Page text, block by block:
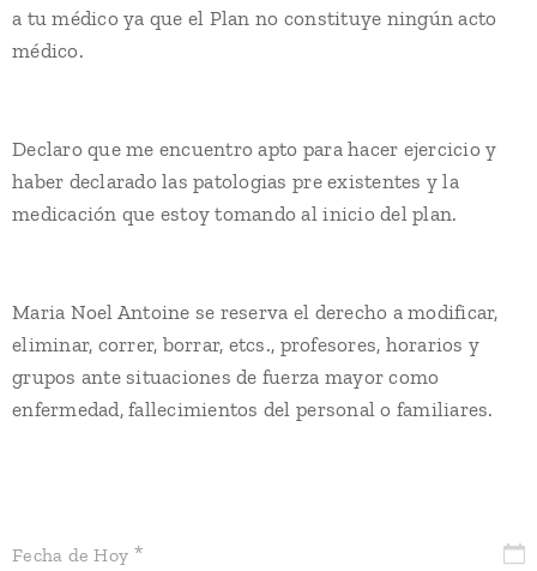
a tu médico ya que el Plan no constituye ningún acto
médico.
Declaro que me encuentro apto para hacer ejercicio y
haber declarado las patologias pre existentes y la
medicación que estoy tomando al inicio del plan.
Maria Noel Antoine se reserva el derecho a modificar,
eliminar, correr, borrar, etcs., profesores, horarios y
grupos ante situaciones de fuerza mayor como
enfermedad, fallecimientos del personal o familiares.
Fecha de Hoy